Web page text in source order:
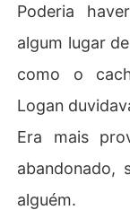
Poderia
algum lugar
como o
Logan
Era mais
abandonado,
alguém.